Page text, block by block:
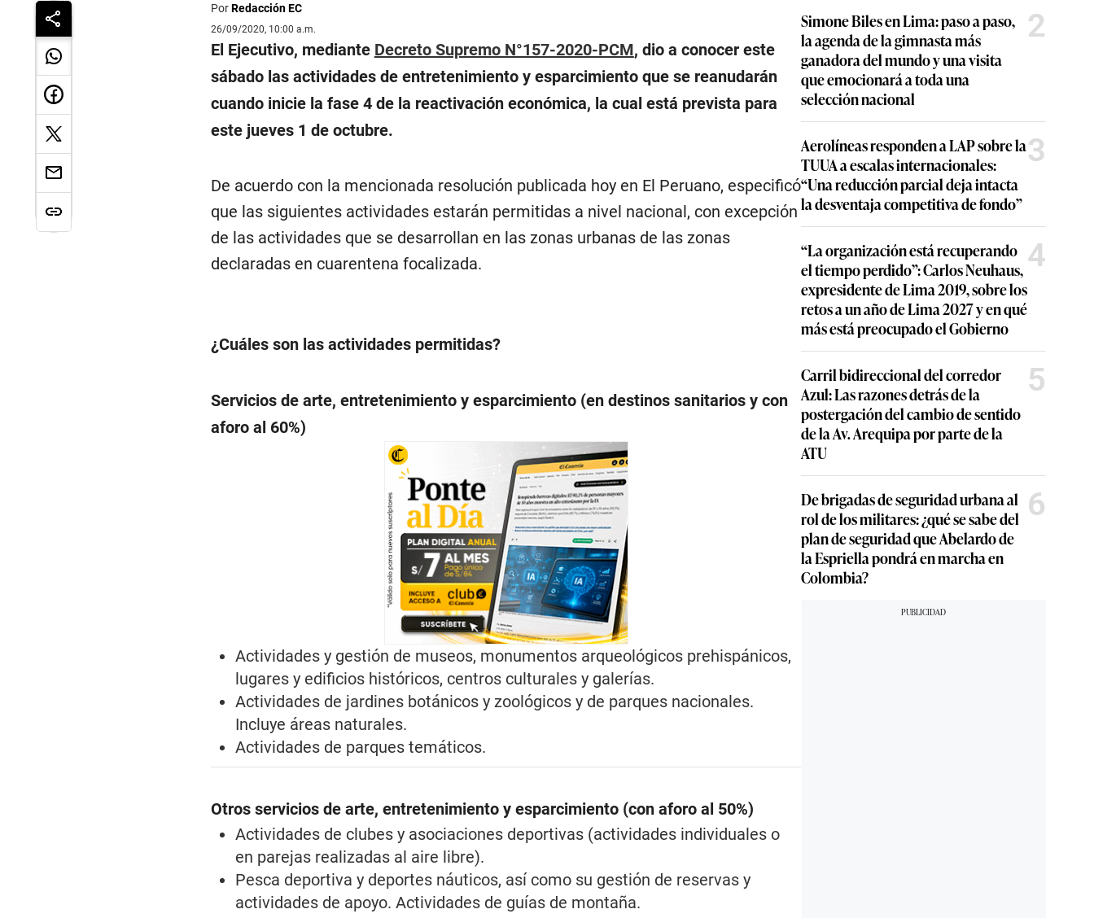
PorRedacción EC
26/09/2020, 10:00 a.m.
El Ejecutivo, mediante Decreto Supremo N°157-2020-PCM, dio a conocer este
sábado las actividades de entretenimiento y esparcimiento que se reanudarán
cuando inicie la fase 4 de la reactivación económica, la cual está prevista para
este jueves 1 de octubre.
De acuerdo con la mencionada resolución publicada hoy en El Peruano, especificó
que las siguientes actividades estarán permitidas a nivel nacional, con excepción
de las actividades que se desarrollan en las zonas urbanas de las zonas
declaradas en cuarentena focalizada.
¿Cuáles son las actividades permitidas?
Servicios de arte, entretenimiento y esparcimiento (en destinos sanitarios y con
aforo al 60%)
Actividades y gestión de museos, monumentos arqueológicos prehispánicos,
lugares y edificios históricos, centros culturales y galerías.
Actividades de jardines botánicos y zoológicos y de parques nacionales.
Incluye áreas naturales.
Actividades de parques temáticos.
Otros servicios de arte, entretenimiento y esparcimiento (con aforo al 50%)
Actividades de clubes y asociaciones deportivas (actividades individuales o
en parejas realizadas al aire libre).
Pesca deportiva y deportes náuticos, así como su gestión de reservas y
actividades de apoyo. Actividades de guías de montaña.
Simone Biles en Lima: paso a paso,
la agenda de la gimnasta más
ganadora del mundo y una visita
que emocionará a toda una
selección nacional
2
Aerolíneas responden a LAP sobre la
TUUA a escalas internacionales:
“Una reducción parcial deja intacta
la desventaja competitiva de fondo”
3
“La organización está recuperando
el tiempo perdido”: Carlos Neuhaus,
expresidente de Lima 2019, sobre los
retos a un año de Lima 2027 y en qué
más está preocupado el Gobierno
4
Carril bidireccional del corredor
Azul: Las razones detrás de la
postergación del cambio de sentido
de la Av. Arequipa por parte de la
ATU
5
De brigadas de seguridad urbana al
rol de los militares: ¿qué se sabe del
plan de seguridad que Abelardo de
la Espriella pondrá en marcha en
Colombia?
6